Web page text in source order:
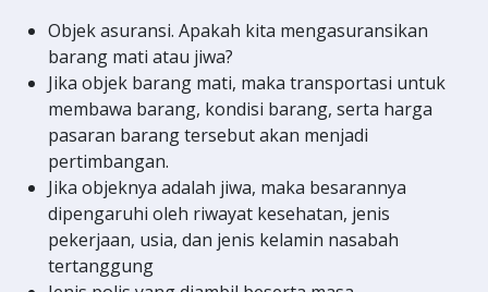
Objek asuransi. Apakah kita mengasuransikan
barang mati atau jiwa?
Jika objek barang mati, maka transportasi untuk
membawa barang, kondisi barang, serta harga
pasaran barang tersebut akan menjadi
pertimbangan.
Jika objeknya adalah jiwa, maka besarannya
dipengaruhi oleh riwayat kesehatan, jenis
pekerjaan, usia, dan jenis kelamin nasabah
tertanggung